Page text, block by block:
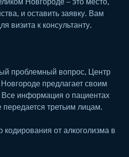
и оставить заявку. Вам
визита к консультанту.
проблемный вопрос, Центр
предлагает своим
информация о пациентах
третьим лицам.
кодирования от алкоголизма в